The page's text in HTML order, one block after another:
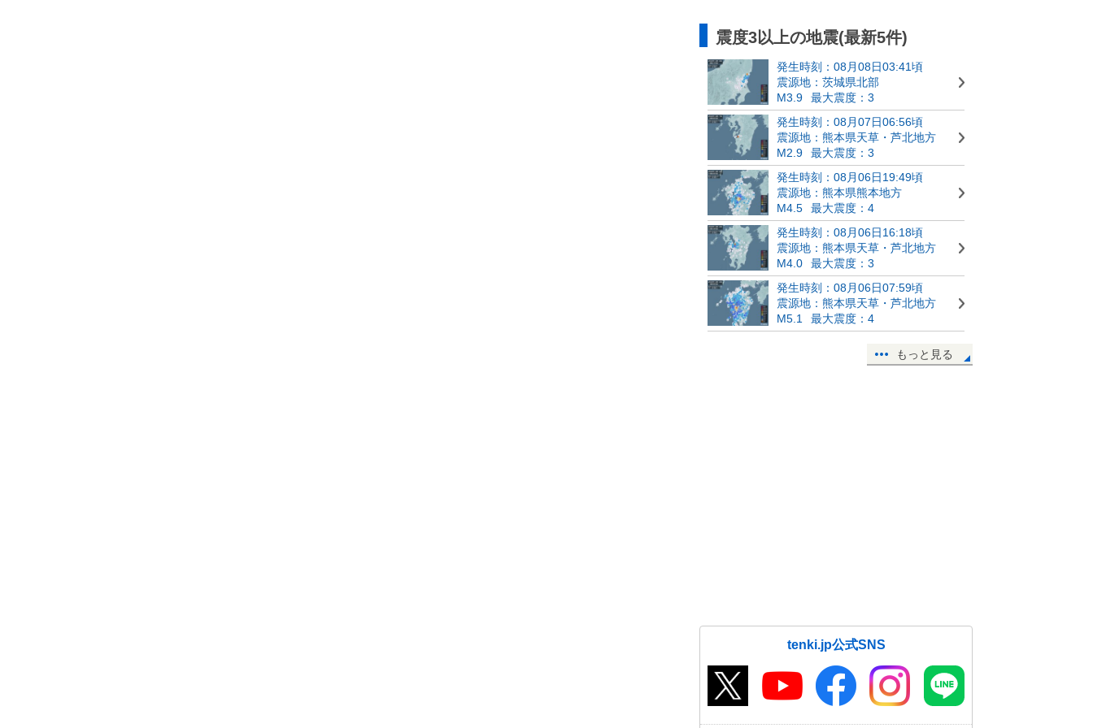
震度3以上の地震(最新5件)
発生時刻：08月08日03:41頃
震源地：茨城県北部
M3.9
最大震度：3
発生時刻：08月07日06:56頃
震源地：熊本県天草・芦北地方
M2.9
最大震度：3
発生時刻：08月06日19:49頃
震源地：熊本県熊本地方
M4.5
最大震度：4
発生時刻：08月06日16:18頃
震源地：熊本県天草・芦北地方
M4.0
最大震度：3
発生時刻：08月06日07:59頃
震源地：熊本県天草・芦北地方
M5.1
最大震度：4
もっと見る
tenki.jp公式SNS